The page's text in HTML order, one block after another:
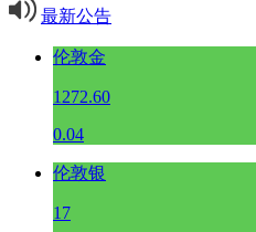
最新公告
伦敦金
1272.60
0.04
伦敦银
17